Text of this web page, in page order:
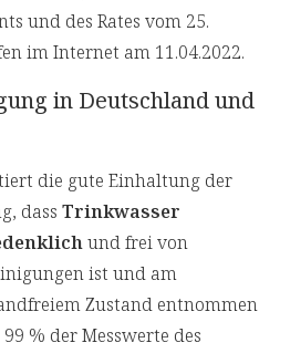
und des Rates vom 25.
im Internet am 11.04.2022.
in Deutschland und
die gute Einhaltung der
dass Trinkwasser
und frei von
ist und am
Zustand entnommen
% der Messwerte des